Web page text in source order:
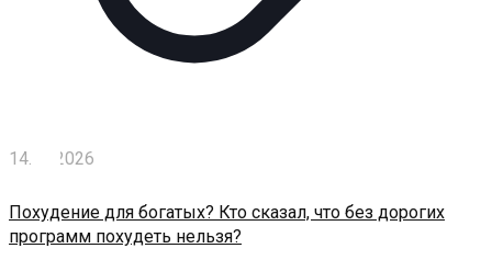
Помощь
проекту
14.05.2026
Похудение для богатых? Кто сказал, что без дорогих
программ похудеть нельзя?